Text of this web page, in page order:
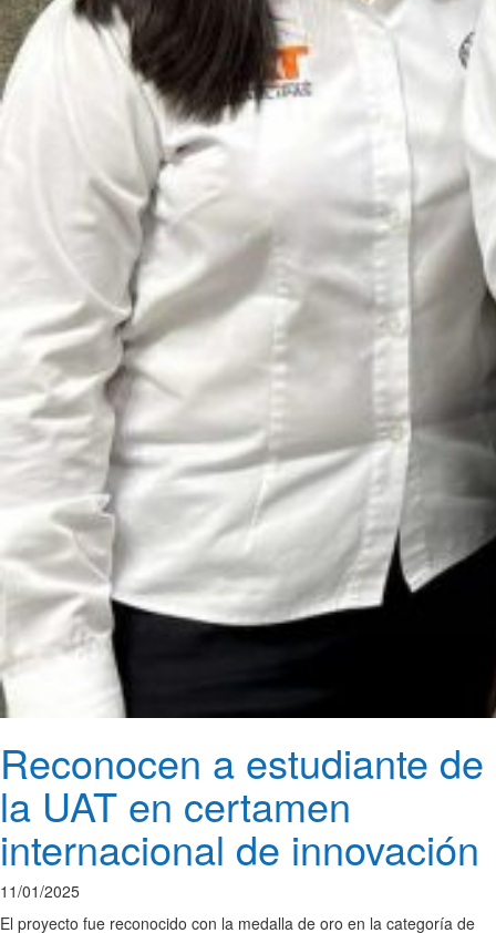
Reconocen a estudiante de
la UAT en certamen
internacional de innovación
11/01/2025
El proyecto fue reconocido con la medalla de oro en la categoría de